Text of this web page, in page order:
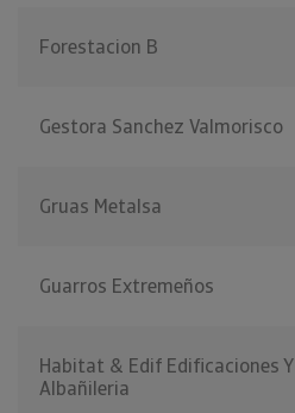
Forestacion B
Gestora Sanchez Valmorisco
Gruas Metalsa
Guarros Extremeños
Habitat & Edif Edificaciones Y
Albañileria